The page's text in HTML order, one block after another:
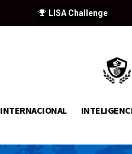
LISA Challenge
INTERNACIONAL